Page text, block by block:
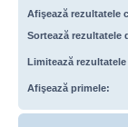
Afişează rezultatele
Sortează rezultatele
Limitează
Afişează primele: